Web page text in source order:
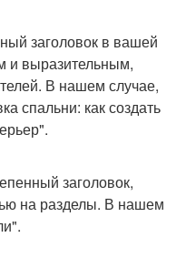
заголовок в вашей
и выразительным,
В нашем случае,
спальни: как создать
заголовок,
на разделы. В нашем